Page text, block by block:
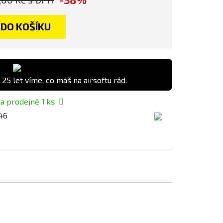
DO KOŠÍKU
25 let víme, co máš na airsoftu rád.
prodejně 1 ks